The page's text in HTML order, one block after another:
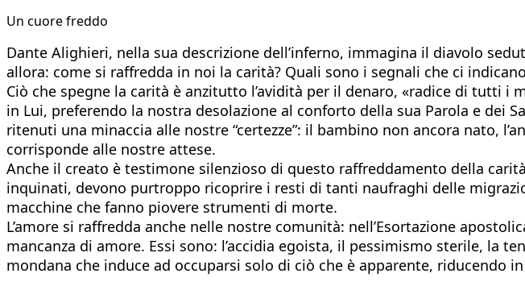
Un cuore freddo
Dante Alighieri, nella sua descrizione dell’inferno, immagina il diavolo
allora: come si raffredda in noi la carità? Quali sono i segnali che ci
Ciò che spegne la carità è anzitutto l’avidità per il denaro, «radice di tutti i
in Lui, preferendo la nostra desolazione al conforto della sua Parola e dei
ritenuti una minaccia alle nostre “certezze”: il bambino non ancora nato,
corrisponde alle nostre attese.
Anche il creato è testimone silenzioso di questo raffreddamento della
inquinati, devono purtroppo ricoprire i resti di tanti naufraghi delle
macchine che fanno piovere strumenti di morte.
L’amore si raffredda anche nelle nostre comunità: nell’Esortazione
mancanza di amore. Essi sono: l’accidia egoista, il pessimismo sterile, la
mondana che induce ad occuparsi solo di ciò che è apparente, riducendo